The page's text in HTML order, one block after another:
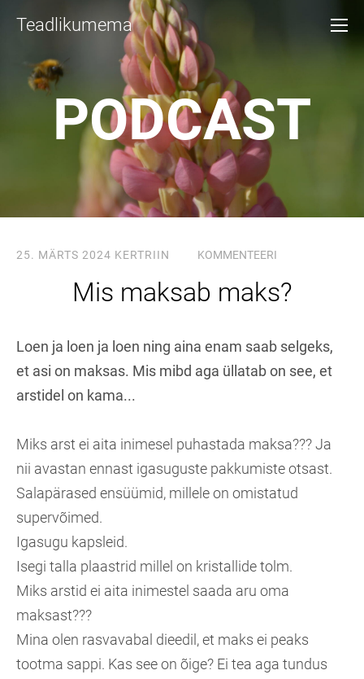
Teadlikumema
PODCAST
25. MÄRTS 2024 KERTRIIN KOMMENTEERI
Mis maksab maks?
Loen ja loen ja loen ning aina enam saab selgeks,
et asi on maksas. Mis mibd aga üllatab on see, et
arstidel on kama...
Miks arst ei aita inimesel puhastada maksa??? Ja
nii avastan ennast igasuguste pakkumiste otsast.
Salapärased ensüümid, millele on omistatud
supervõimed.
Igasugu kapsleid.
Isegi talla plaastrid millel on kristallide tolm.
Miks arstid ei aita inimestel saada aru oma
maksast???
Mina olen rasvavabal dieedil, et maks ei peaks
tootma sappi. Kas see on õige? Ei tea aga tundus